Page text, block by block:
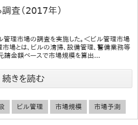
査（2017年）
管理市場の調査を実施した。＜ビル管理市場
場とは、ビルの清掃、設備管理、警備業務等
請金額ベースで市場規模を算出...
続きを読む
ビル管理 市場規模 市場予測